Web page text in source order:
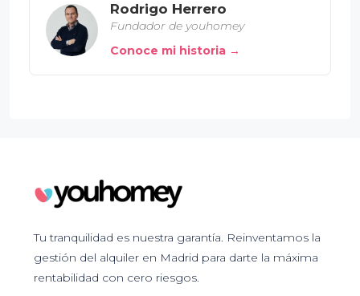
Rodrigo Herrero
Fundador de youhomey
Conoce mi historia →
Tu tranquilidad es nuestra garantía. Reinventamos la
gestión del alquiler en Madrid para darte la máxima
rentabilidad con cero riesgos.